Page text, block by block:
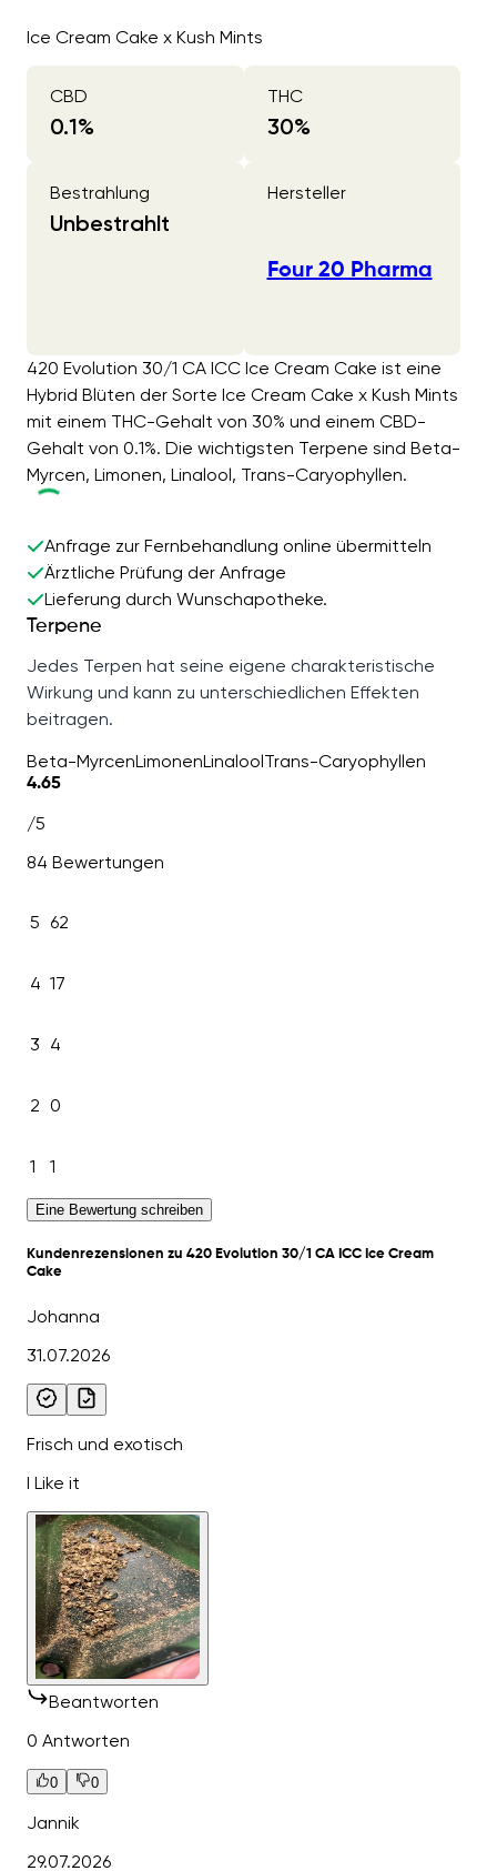
Ice Cream Cake x Kush Mints
CBD
0.1%
THC
30%
Bestrahlung
Unbestrahlt
Hersteller
Four 20 Pharma
420 Evolution 30/1 CA ICC Ice Cream Cake ist eine
Hybrid Blüten der Sorte Ice Cream Cake x Kush Mints
mit einem THC-Gehalt von 30% und einem CBD-
Gehalt von 0.1%. Die wichtigsten Terpene sind Beta-
Myrcen, Limonen, Linalool, Trans-Caryophyllen.
Anfrage zur Fernbehandlung online übermitteln
Ärztliche Prüfung der Anfrage
Lieferung durch Wunschapotheke.
Terpene
Jedes Terpen hat seine eigene charakteristische
Wirkung und kann zu unterschiedlichen Effekten
beitragen.
Beta-MyrcenLimonenLinaloolTrans-Caryophyllen
4.65
/5
84 Bewertungen
5 62
4 17
3 4
2 0
1 1
Eine Bewertung schreiben
Kundenrezensionen zu 420 Evolution 30/1 CA ICC Ice Cream
Cake
Johanna
31.07.2026
Frisch und exotisch
I Like it
Beantworten
0 Antworten
0 0
Jannik
29.07.2026